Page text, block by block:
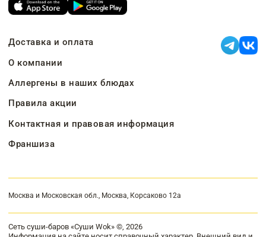
Доставка и оплата
О компании
Аллергены в наших блюдах
Правила акции
Контактная и правовая информация
Франшиза
Москва и Московская обл., Москва, Корсаково 12а
Сеть суши-баров «Суши Wok» ©, 2026